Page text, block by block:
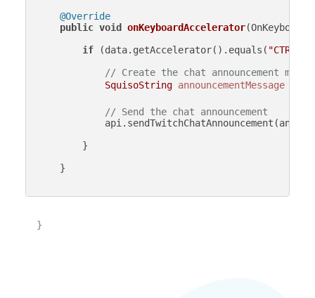
@Override
public void onKeyboardAccelerator
if (data.getAccelerator().equals(
// Create the chat announcement
SquisoString announcementMessage
// Send the chat announcement
        }
    }
}